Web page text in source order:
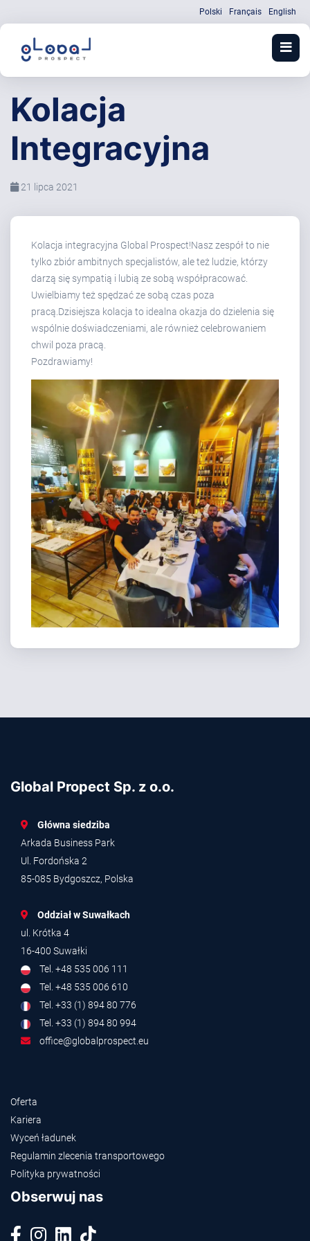
Polski Français English
Kolacja
Integracyjna
21 lipca 2021
Kolacja integracyjna Global Prospect!Nasz zespół to nie
tylko zbiór ambitnych specjalistów, ale też ludzie, którzy
darzą się sympatią i lubią ze sobą współpracować.
Uwielbiamy też spędzać ze sobą czas poza
pracą.Dzisiejsza kolacja to idealna okazja do dzielenia się
wspólnie doświadczeniami, ale również celebrowaniem
chwil poza pracą.
Pozdrawiamy!
Global Propect Sp. z o.o.
Główna siedziba
Arkada Business Park
Ul. Fordońska 2
85-085 Bydgoszcz, Polska
Oddział w Suwałkach
ul. Krótka 4
16-400 Suwałki
Tel. +48 535 006 111
Tel. +48 535 006 610
Tel. +33 (1) 894 80 776
Tel. +33 (1) 894 80 994
office@globalprospect.eu
Oferta
Kariera
Wyceń ładunek
Regulamin zlecenia transportowego
Polityka prywatności
Obserwuj nas